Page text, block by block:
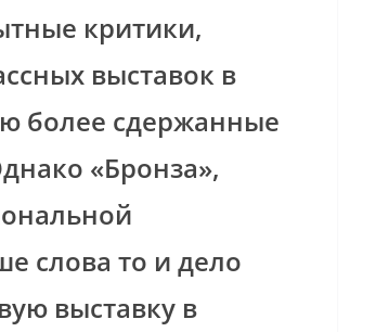
критики,
выставок в
более сдержанные
«Бронза»,
слова то и дело
выставку в